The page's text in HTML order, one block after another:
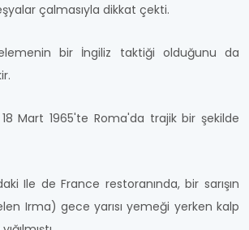
çalmasıyla dikkat çekti.
bir İngiliz taktiği olduğunu da
Mart 1965'te Roma'da trajik bir şekilde
Ile de France restoranında, bir sarışın
Irma) gece yarısı yemeği yerken kalp